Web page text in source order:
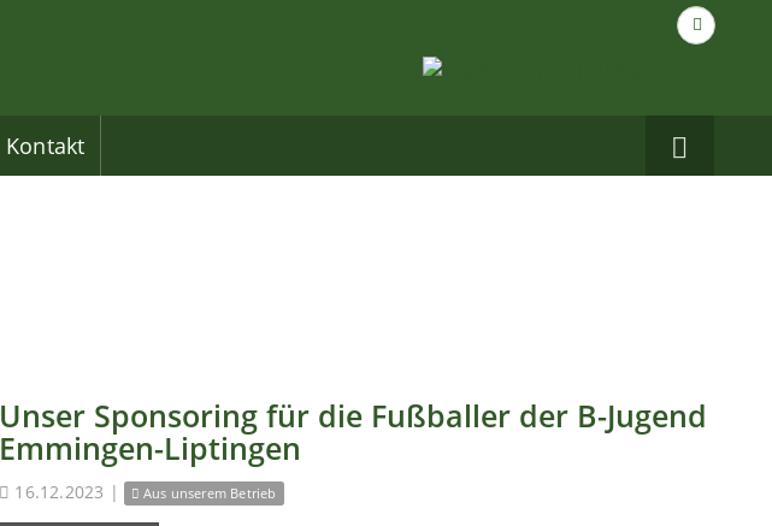
Suche
nach...
Kontakt
auf
Unser Sponsoring für die Fußballer der B-Jugend
Emmingen-Liptingen
16.12.2023 | Aus unserem Betrieb